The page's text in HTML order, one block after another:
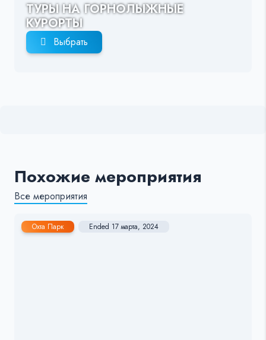
ТУРЫ НА ГОРНОЛЫЖНЫЕ
КУРОРТЫ
Выбрать
Похожие мероприятия
Все мероприятия
Охта Парк Ended 17 марта, 2024